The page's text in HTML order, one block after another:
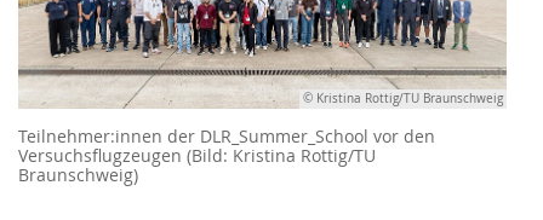
© Kristina Rottig/TU Braunschweig
Teilnehmer:innen der DLR_Summer_School vor den
Versuchsflugzeugen (Bild: Kristina Rottig/TU
Braunschweig)